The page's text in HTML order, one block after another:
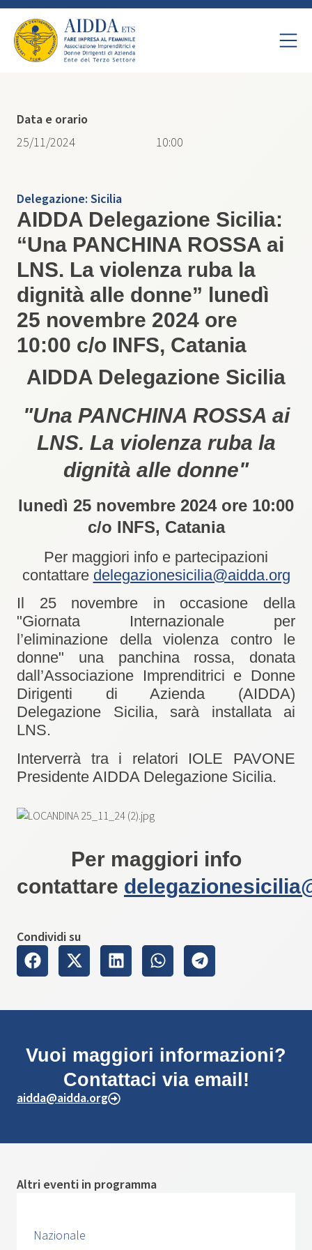
Delegazione:Sicilia
AIDDA Delegazione Sicilia:
“Una PANCHINA ROSSA ai
LNS. La violenza ruba la
dignità alle donne” lunedì
25 novembre 2024 ore
10:00 c/o INFS, Catania
AIDDA Delegazione Sicilia
"Una PANCHINA ROSSA ai
LNS. La violenza ruba la
dignità alle donne"
lunedì 25 novembre 2024 ore 10:00
c/o INFS, Catania
Per maggiori info e partecipazioni
contattare delegazionesicilia@aidda.org
Il 25 novembre in occasione della
"Giornata Internazionale per
l’eliminazione della violenza contro le
donne"
una panchina rossa, donata
dall’Associazione Imprenditrici e Donne
Dirigenti di Azienda (AIDDA)
Delegazione Sicilia, sarà installata ai
LNS.
Interverrà tra i relatori IOLE PAVONE
Presidente AIDDA Delegazione Sicilia.
Per maggiori info
contattare
Condividi su
Data e orario
25/11/2024
10:00
Vuoi maggiori informazioni?
Contattaci via email!
aidda@aidda.org
Altri eventi in programma
Nazionale